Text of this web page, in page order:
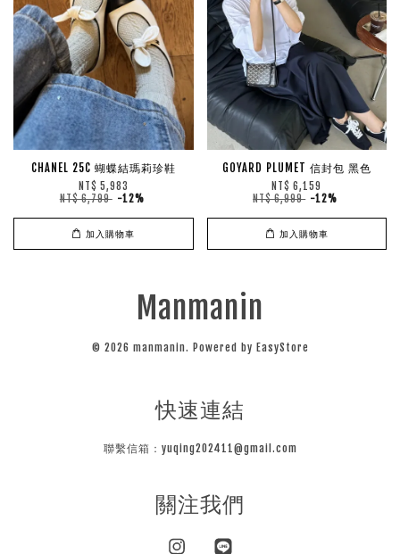
CHANEL 25C 蝴蝶結瑪莉珍鞋
NT$ 5,983
NT$ 6,799 -12%
加入購物車
GOYARD PLUMET 信封包 黑色
NT$ 6,159
NT$ 6,999 -12%
加入購物車
Manmanin
© 2026 manmanin. Powered by EasyStore
快速連結
聯繫信箱：yuqing202411@gmail.com
關注我們
Instagram